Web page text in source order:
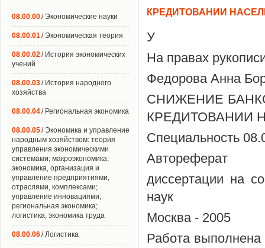
КРЕДИТОВАНИИ
У
На правах
Федорова Анна
СНИЖЕНИЕ
КРЕДИТОВАНИИ
Специальность
Автореферат
диссертации на
наук
Москва - 2005
Работа выполнена
08.00.00/ Экономические науки
08.00.01/ Экономическая теория
08.00.02/ История экономических
учений
08.00.03/ История народного
хозяйства
08.00.04/ Региональная экономика
08.00.05/ Экономика и управление
народным хозяйством: теория
управления экономическими
системами; макроэкономика;
экономика, организация и
управление предприятиями,
отраслями, комплексами;
управление инновациями;
региональная экономика;
логистика; экономика труда
08.00.06/ Логистика